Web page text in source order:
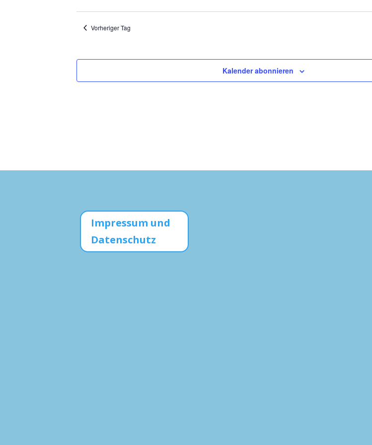
Vorheriger Tag
Kalender abonnieren
Impressum und
Datenschutz